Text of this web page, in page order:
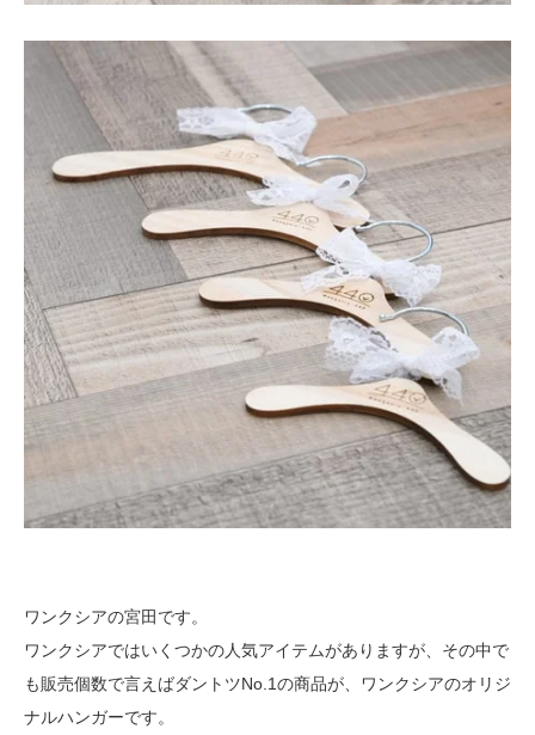
ワンクシアの宮田です。
ワンクシアではいくつかの人気アイテムがありますが、その中で
も販売個数で言えばダントツNo.1の商品が、ワンクシアのオリジ
ナルハンガーです。